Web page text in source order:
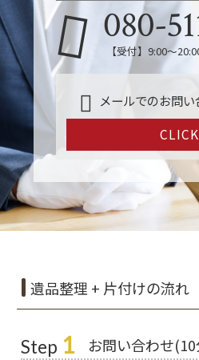
080-
【受付】9:00～
メールでのお問
CLICK
遺品整理 + 片付けの流れ
Step 1 お問い合わせ(10